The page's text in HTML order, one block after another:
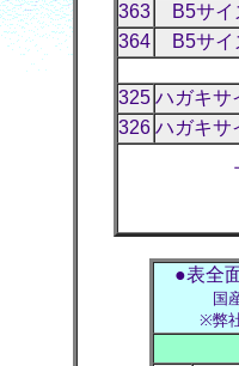
363
B5サイ
364
B5サイ
325 ハガキサ
326 ハガキサ
●表全
国
※弊社